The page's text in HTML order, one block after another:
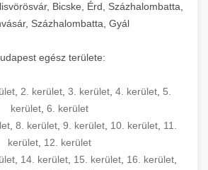
Bicske, Érd, Százhalombatta,
Százhalombatta, Gyál
egész területe:
2. kerület 3. kerület 4. kerület 5.
kerület 6. kerület
, 8. kerület, 9. kerület, 10. kerület, 11.
kerület 12. kerület
14. kerület 15. kerület 16. kerület